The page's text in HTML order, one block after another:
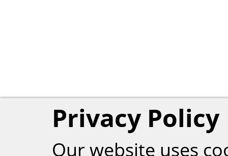
Privacy Policy
Our website uses